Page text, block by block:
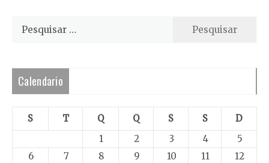
Pesquisar
Calendario
S T Q Q S S
D
1
2 3 4
5
6
7 8 9 10 11
12